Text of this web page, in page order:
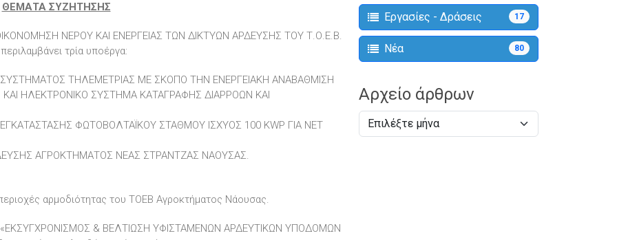
ΘΕΜΑΤΑ ΣΥΖΗΤΗΣΗΣ
ΝΕΡΟΥ ΚΑΙ ΕΝΕΡΓΕΙΑΣ ΤΩΝ ΔΙΚΤΥΩΝ ΑΡΔΕΥΣΗΣ ΤΟΥ Τ.Ο.Ε.Β.
τρία υποέργα:
ΤΗΛΕΜΕΤΡΙΑΣ ΜΕ ΣΚΟΠΟ ΤΗΝ ΕΝΕΡΓΕΙΑΚΗ ΑΝΑΒΑΘΜΙΣΗ
ΗΛΕΚΤΡΟΝΙΚΟ ΣΥΣΤΗΜΑ ΚΑΤΑΓΡΑΦΗΣ ΔΙΑΡΡΟΩΝ ΚΑΙ
ΦΩΤΟΒΟΛΤΑΪΚΟΥ ΣΤΑΘΜΟΥ ΙΣΧΥΟΣ 100 KWP ΓΙΑ NET
ΑΓΡΟΚΤΗΜΑΤΟΣ ΝΕΑΣ ΣΤΡΑΝΤΖΑΣ ΝΑΟΥΣΑΣ.
αρμοδιότητας του ΤΟΕΒ Αγροκτήματος Νάουσας.
«ΕΚΣΥΓΧΡΟΝΙΣΜΟΣ & ΒΕΛΤΙΩΣΗ ΥΦΙΣΤΑΜΕΝΩΝ ΑΡΔΕΥΤΙΚΩΝ ΥΠΟΔΟΜΩΝ
Εργασίες - Δράσεις 17
Νέα 80
Αρχείο άρθρων